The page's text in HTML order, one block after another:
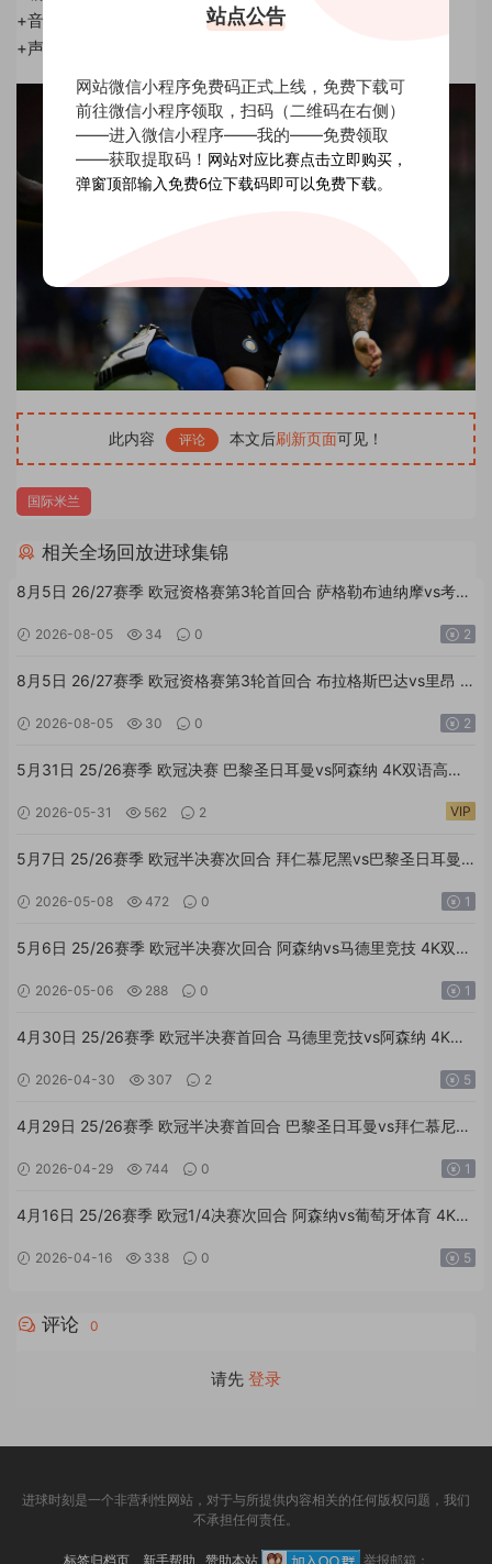
+音频码率: 320 kbps
+声 道 数: 2 channel
此内容 评论 本文后刷新页面可见！
国际米兰
相关全场回放进球集锦
8月5日 26/27赛季 欧冠资格赛第3轮首回合 萨格勒布迪纳摩vs考诺
2026-08-05 34 0 2
8月5日 26/27赛季 欧冠资格赛第3轮首回合 布拉格斯巴达vs里昂 外
2026-08-05 30 0 2
5月31日 25/26赛季 欧冠决赛 巴黎圣日耳曼vs阿森纳 4K双语高清
2026-05-31 562 2 VIP
5月7日 25/26赛季 欧冠半决赛次回合 拜仁慕尼黑vs巴黎圣日耳曼
2026-05-08 472 0 1
5月6日 25/26赛季 欧冠半决赛次回合 阿森纳vs马德里竞技 4K双语
2026-05-06 288 0 1
4月30日 25/26赛季 欧冠半决赛首回合 马德里竞技vs阿森纳 4K双
2026-04-30 307 2 5
4月29日 25/26赛季 欧冠半决赛首回合 巴黎圣日耳曼vs拜仁慕尼黑
2026-04-29 744 0 1
4月16日 25/26赛季 欧冠1/4决赛次回合 阿森纳vs葡萄牙体育 4K双
2026-04-16 338 0 5
评论 0
请先 登录
进球时刻是一个非营利性网站，对于与所提供内容相关的任何版权问题，我们
不承担任何责任。
标签归档页 新手帮助 赞助本站 举报邮箱：
站点公告
网站微信小程序免费码正式上线，免费下载可
前往微信小程序领取，扫码（二维码在右侧）
——进入微信小程序——我的——免费领取
——获取提取码！ 网站对应比赛点击立即购买，
弹窗顶部输入免费6位下载码即可以免费下载。